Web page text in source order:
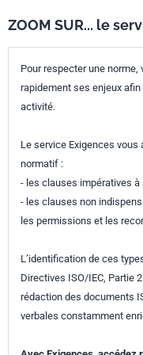
ZOOM SUR... le
Pour respecter une
rapidement ses enjeux
activité.
Le service Exigences vous
normatif :
- les clauses impératives à
- les clauses non
les permissions et les
L’identification de ces
Directives ISO/IEC, Partie
rédaction des documents
verbales constamment